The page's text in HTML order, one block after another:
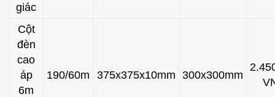
giác
Cột
đèn
cao
áp
6m
190/60m 375x375x10mm 300x300mm